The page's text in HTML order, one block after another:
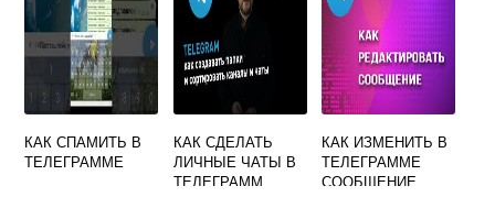
КАК СПАМИТЬ В
ТЕЛЕГРАММЕ
КАК СДЕЛАТЬ
ЛИЧНЫЕ ЧАТЫ В
ТЕЛЕГРАММ
КАК ИЗМЕНИТЬ В
ТЕЛЕГРАММЕ
СООБЩЕНИЕ